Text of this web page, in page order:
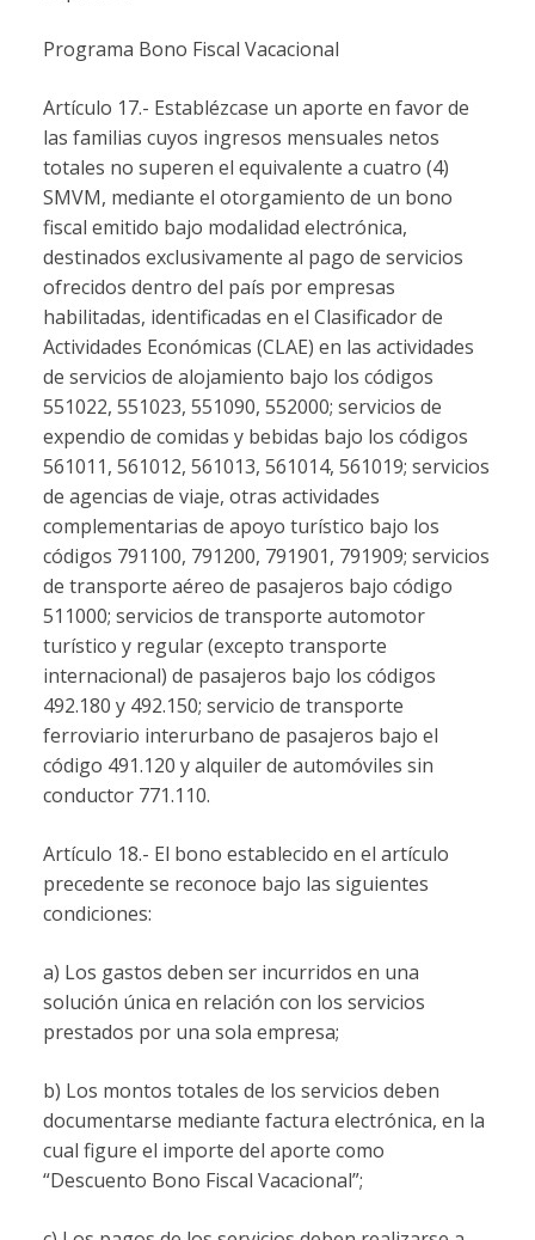
Programa Bono Fiscal Vacacional
Artículo 17.- Establézcase un aporte en favor de
las familias cuyos ingresos mensuales netos
totales no superen el equivalente a cuatro (4)
SMVM, mediante el otorgamiento de un bono
fiscal emitido bajo modalidad electrónica,
destinados exclusivamente al pago de servicios
ofrecidos dentro del país por empresas
habilitadas, identificadas en el Clasificador de
Actividades Económicas (CLAE) en las actividades
de servicios de alojamiento bajo los códigos
551022, 551023, 551090, 552000; servicios de
expendio de comidas y bebidas bajo los códigos
561011, 561012, 561013, 561014, 561019; servicios
de agencias de viaje, otras actividades
complementarias de apoyo turístico bajo los
códigos 791100, 791200, 791901, 791909; servicios
de transporte aéreo de pasajeros bajo código
511000; servicios de transporte automotor
turístico y regular (excepto transporte
internacional) de pasajeros bajo los códigos
492.180 y 492.150; servicio de transporte
ferroviario interurbano de pasajeros bajo el
código 491.120 y alquiler de automóviles sin
conductor 771.110.
Artículo 18.- El bono establecido en el artículo
precedente se reconoce bajo las siguientes
condiciones:
a) Los gastos deben ser incurridos en una
solución única en relación con los servicios
prestados por una sola empresa;
b) Los montos totales de los servicios deben
documentarse mediante factura electrónica, en la
cual figure el importe del aporte como
“Descuento Bono Fiscal Vacacional”;